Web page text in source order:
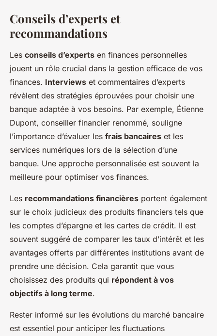
Conseils d’experts et
recommandations
Les conseils d’experts en finances personnelles
jouent un rôle crucial dans la gestion efficace de vos
finances. Interviews et commentaires d’experts
révèlent des stratégies éprouvées pour choisir une
banque adaptée à vos besoins. Par exemple, Étienne
Dupont, conseiller financier renommé, souligne
l’importance d’évaluer les frais bancaires et les
services numériques lors de la sélection d’une
banque. Une approche personnalisée est souvent la
meilleure pour optimiser vos finances.
Les recommandations financières portent également
sur le choix judicieux des produits financiers tels que
les comptes d’épargne et les cartes de crédit. Il est
souvent suggéré de comparer les taux d’intérêt et les
avantages offerts par différentes institutions avant de
prendre une décision. Cela garantit que vous
choisissez des produits qui répondent à vos
objectifs à long terme.
Rester informé sur les évolutions du marché bancaire
est essentiel pour anticiper les fluctuations